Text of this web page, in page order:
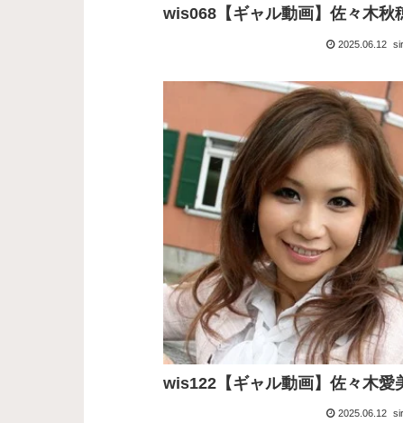
wis068【ギャル動画】佐々木秋
2025.06.12
wis122【ギャル動画】佐々木愛
2025.06.12